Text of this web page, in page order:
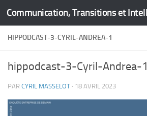
Skip to content
HIPPODCAST-3-CYRIL-ANDREA-1
hippodcast-3-Cyril-Andrea-1
PAR CYRIL MASSELOT · 18 AVRIL 2023